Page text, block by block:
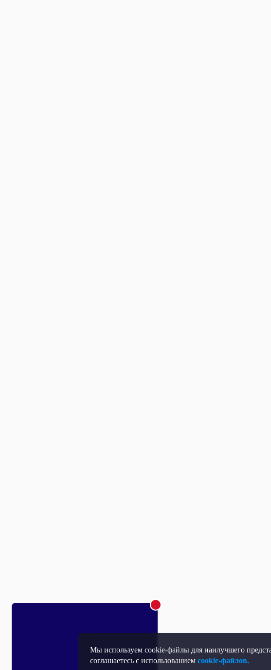
Мы используем cookie-файлы для наилучшего
соглашаетесь с использованиемcookie-файлов.